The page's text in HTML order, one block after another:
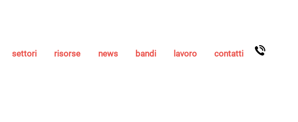
settori risorse news bandi lavoro contatti